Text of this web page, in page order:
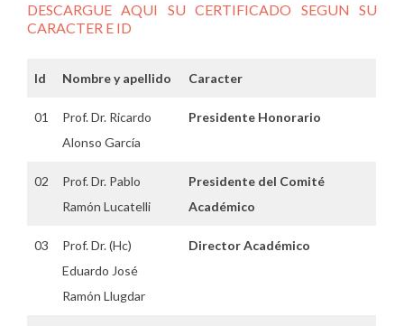
DESCARGUE AQUI SU CERTIFICADO SEGUN SU
CARACTER E ID
Id Nombre y apellido Caracter
01
Prof. Dr. Ricardo
Alonso García
Presidente Honorario
02
Prof. Dr. Pablo
Ramón Lucatelli
Presidente del Comité
Académico
03
Prof. Dr. (Hc)
Eduardo José
Ramón Llugdar
Director Académico